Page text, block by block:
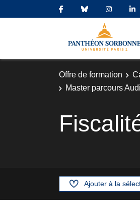
Offre de formation
Master parcours
Ajouter à la